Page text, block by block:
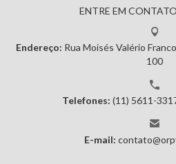
ENTRE EM
Endereço: Rua Moisés Valério
100
Telefones: (11) 5611-
E-mail: